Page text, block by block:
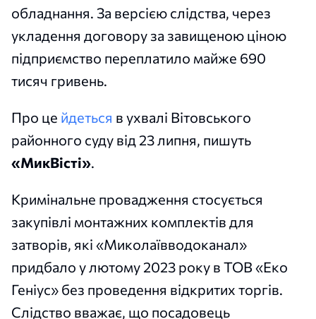
обладнання. За версією слідства, через
укладення договору за завищеною ціною
підприємство переплатило майже 690
тисяч гривень.
Про це йдеться в ухвалі Вітовського
районного суду від 23 липня, пишуть
«МикВісті».
Кримінальне провадження стосується
закупівлі монтажних комплектів для
затворів, які «Миколаївводоканал»
придбало у лютому 2023 року в ТОВ «Еко
Геніус» без проведення відкритих торгів.
Слідство вважає, що посадовець